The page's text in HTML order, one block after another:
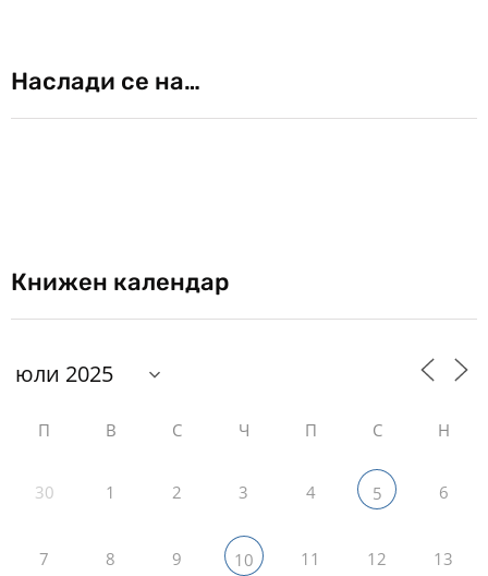
Наслади се на…
Книжен календар
П В С Ч П С Н
30 1 2 3 4 5 6
7 8 9 10 11 12 13